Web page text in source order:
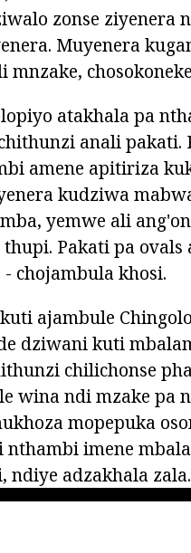
zonse ziyenera
Muyenera
atakhala pa
anali pakati.
amene apitiriza
kudziwa
yemwe ali
Pakati pa
chojambula khosi.
ajambule
dziwani kuti
chilichonse
wina ndi mzake pa
mopepuka
nthambi imene
adzakhala zala.